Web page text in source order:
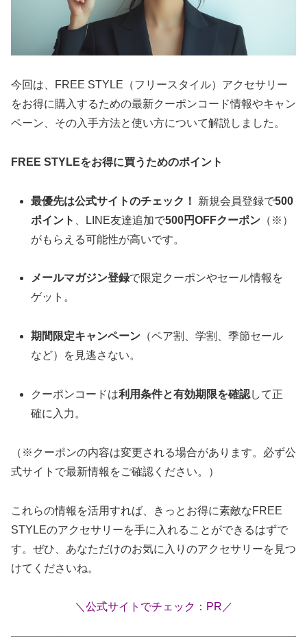
今回は、FREE STYLE（フリースタイル）アクセサリー
をお得に購入するための最新クーポンコード情報やキャン
ペーン、その入手方法と使い方について解説しました。
FREE STYLEをお得に買うためのポイント
最優先は公式サイトのチェック！ 新規会員登録で500
ポイント
、LINE友達追加で500円OFFクーポン （※）
がもらえる可能性が高いです。
メールマガジン登録で限定クーポンやセール情報を
ゲット。
期間限定キャンペーン （ペア割、学割、季節セール
など）を見逃さない。
クーポンコードは利用条件と有効期限を確認して正
確に入力。
（※クーポンの内容は変更される場合があります。必ず公
式サイトで最新情報をご確認ください。）
これらの情報を活用すれば、きっとお得に素敵なFREE
STYLEのアクセサリーを手に入れることができるはずで
す。ぜひ、あなただけのお気に入りのアクセサリーを見つ
けてくださいね。
＼公式サイトでチェック：PR／